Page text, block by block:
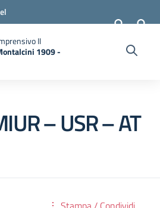
II
1909 -
– USR – AT